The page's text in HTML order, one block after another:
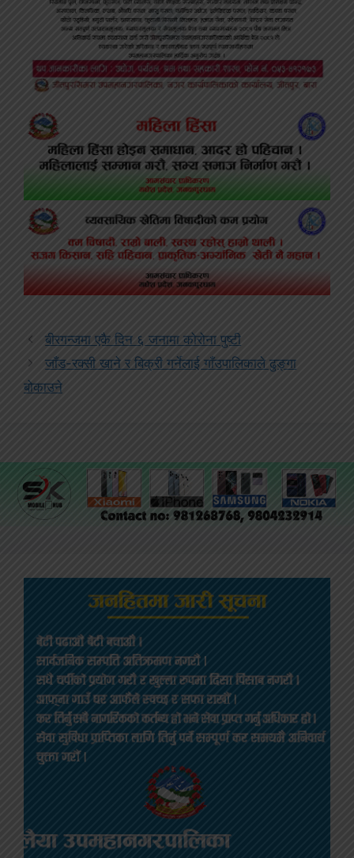
बीरगन्जमा एकै दिन ६ जनामा कोरोना पुष्टी
जाँड-रक्सी खाने र बिक्री गर्नेलाई गाँउपालिकाले ढुङ्गा
बोकाउने